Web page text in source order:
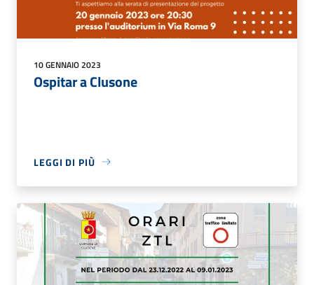
10 GENNAIO 2023
Ospitar a Clusone
LEGGI DI PIÙ